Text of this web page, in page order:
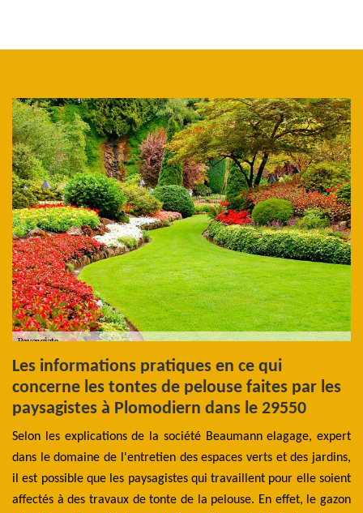
Les informations pratiques en ce qui
concerne les tontes de pelouse faites par les
paysagistes à Plomodiern dans le 29550
Selon les explications de la société Beaumann elagage, expert
dans le domaine de l'entretien des espaces verts et des jardins,
il est possible que les paysagistes qui travaillent pour elle soient
affectés à des travaux de tonte de la pelouse. En effet, le gazon